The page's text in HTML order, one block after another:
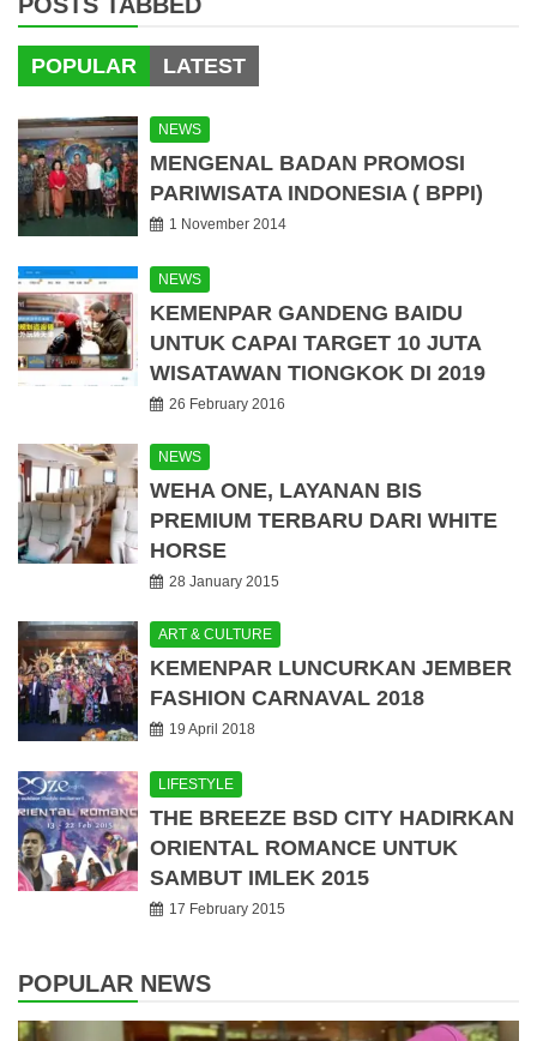
POPULAR LATEST
NEWS
MENGENAL BADAN PROMOSI
PARIWISATA INDONESIA ( BPPI)
1 November 2014
NEWS
KEMENPAR GANDENG BAIDU
UNTUK CAPAI TARGET 10 JUTA
WISATAWAN TIONGKOK DI 2019
26 February 2016
NEWS
WEHA ONE, LAYANAN BIS
PREMIUM TERBARU DARI WHITE
HORSE
28 January 2015
ART & CULTURE
KEMENPAR LUNCURKAN JEMBER
FASHION CARNAVAL 2018
19 April 2018
LIFESTYLE
THE BREEZE BSD CITY HADIRKAN
ORIENTAL ROMANCE UNTUK
SAMBUT IMLEK 2015
17 February 2015
POPULAR NEWS